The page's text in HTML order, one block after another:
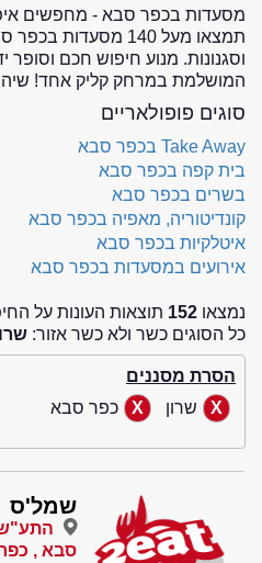
מסעדות בכפר סבא - מחפשים
תמצאו מעל 140
וסגנונות. מנוע חיפוש חכם
המושלמת במרחק קליק אחד!
סוגים פופולאריים
Take Away בכפר סבא
בית קפה בכפר סבא
בשרים בכפר סבא
קונדיטוריה, מאפיה בכפר סבא
איטלקיות בכפר סבא
אירועים במסעדות בכפר סבא
נמצאו 152 תוצאות העונות על
כל הסוגים כשר ולא כשר אזור:
הסרת מסננים
שרון
כפר סבא
שמל'ס
סבא ,